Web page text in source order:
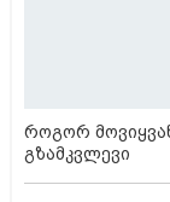
როგორ
გზამკვლევი